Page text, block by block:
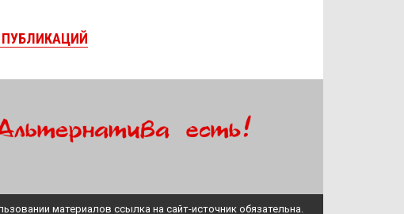
материалов ссылка на сайт-источник обязательна.